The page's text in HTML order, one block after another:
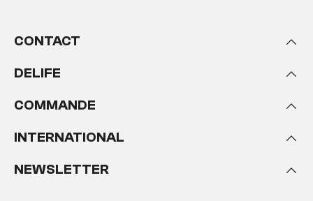
CONTACT
DELIFE
COMMANDE
INTERNATIONAL
NEWSLETTER